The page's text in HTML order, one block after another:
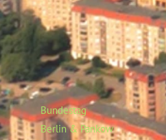
Bundestag
Berlin & Pankow